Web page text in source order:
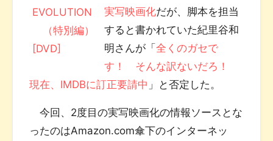
実写映画化だが、脚本を担当
すると書かれていた紀里谷和
明さんが「全くのガセで
す！ そんな訳ないだろ！
現在、IMDBに訂正要請中 」と否定した。
今回、2度目の実写映画化の情報ソースとな
ったのはAmazon.com傘下のインターネッ